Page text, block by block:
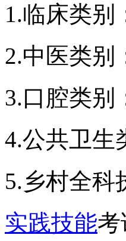
1.临床类别
2.中医类别
3.口腔类别
4.公共卫生
5.乡村全科
实践技能